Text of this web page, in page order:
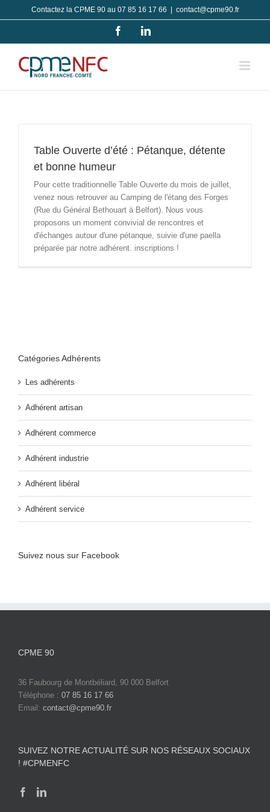
au
Contactez la CPME 90 au 07 85 16 17 66 contact@cpme90.fr
FacebookLinkedIn
Table Ouverte d’été : Pétanque, détente
et bonne humeur
Pour cette traditionnelle Table Ouverte du mois de juillet,
venez nous retrouver au Camping de l'étang des Forges
(Rue du Général Bethouart à Belfort). Nous vous
proposons un moment convivial de rencontres et
d'échanges autour d'une pétanque, suivie d'une paella
préparée par notre adhérent. inscriptions !
Catégories Adhérents
Les adhérents
Adhérent artisan
Adhérent commerce
Adhérent industrie
Adhérent libéral
Adhérent service
Suivez nous sur Facebook
CPME 90
36 Faubourg de Montbéliard, 90 000 Belfort
Téléphone : 07 85 16 17 66
Email: contact@cpme90.fr
SUIVEZ NOTRE ACTUALITÉ SUR NOS RÉSEAUX SOCIAUX
! #CPMENFC